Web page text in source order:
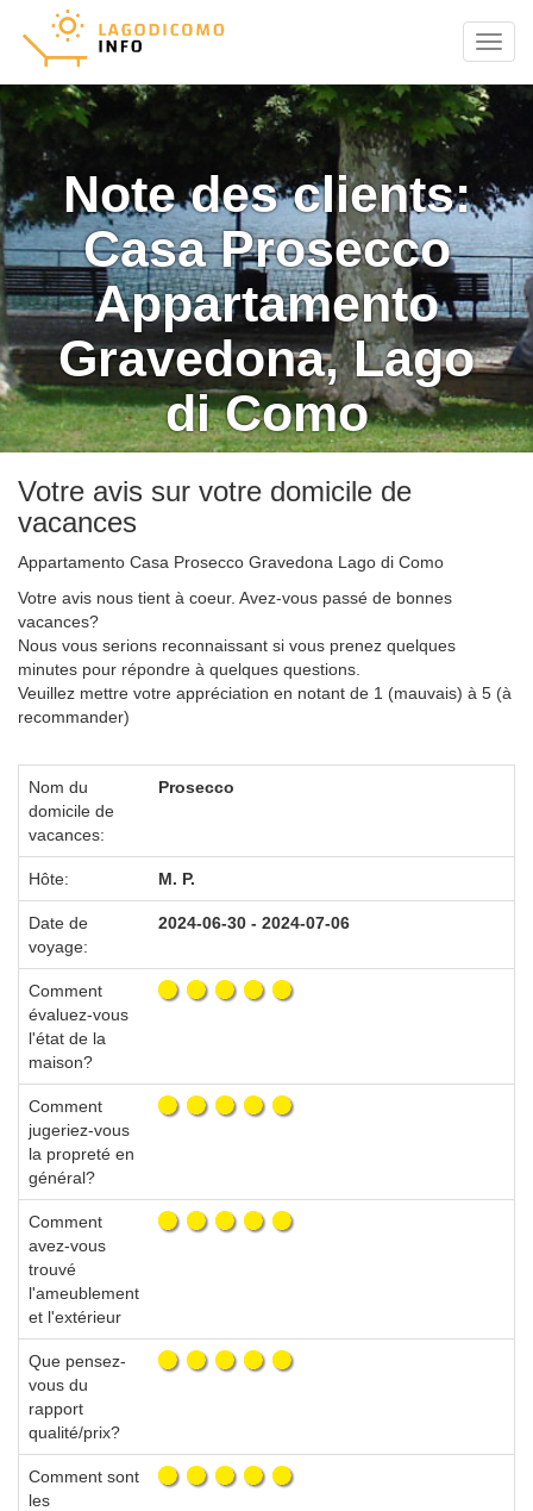
Menu
Note des clients:
Casa Prosecco
Appartamento
Gravedona, Lago
di Como
Votre avis sur votre domicile de
vacances
Appartamento Casa Prosecco Gravedona Lago di Como
Votre avis nous tient à coeur. Avez-vous passé de bonnes
vacances?
Nous vous serions reconnaissant si vous prenez quelques
minutes pour répondre à quelques questions.
Veuillez mettre votre appréciation en notant de 1 (mauvais) à 5 (à
recommander)
Nom du
domicile de
vacances:
Prosecco
Hôte: M. P.
Date de
voyage:
2024-06-30 - 2024-07-06
Comment
évaluez-vous
l'état de la
maison?
Comment
jugeriez-vous
la propreté en
général?
Comment
avez-vous
trouvé
l'ameublement
et l'extérieur
Que pensez-
vous du
rapport
qualité/prix?
Comment sont
les